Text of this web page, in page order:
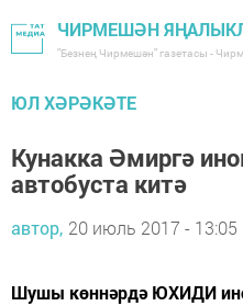
ЧИРМЕШӘН
"Безнең Чирмешән" газетасы -
ЮЛ ХӘРӘКӘТЕ
Кунакка Әмиргә
автобуста китә
автор, 20 июль 2017 - 13:05
Шушы көннәрдә ЮХИДИ